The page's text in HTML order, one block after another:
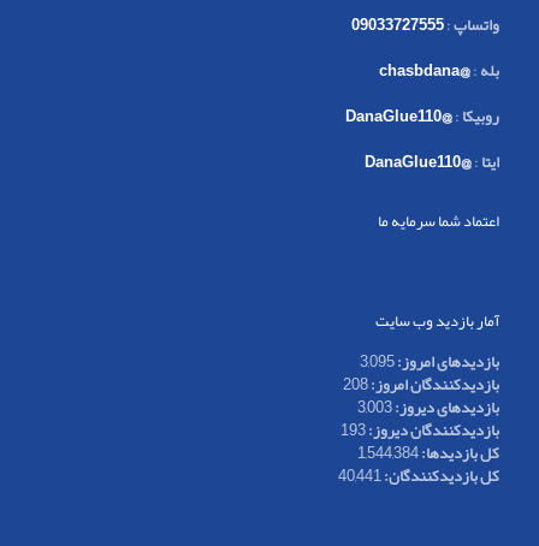
واتساپ:
09033727555
بله:
@chasbdana
روبیکا:
@DanaGlue110
ایتا:
@DanaGlue110
اعتماد شما سرمایه ما
آمار بازدید وب سایت
بازدیدهای امروز:3,095
بازدیدکنندگان امروز:208
بازدیدهای دیروز:3,003
بازدیدکنندگان دیروز:193
کل بازدیدها:1,544,384
کل بازدیدکنند‌گان:40,441